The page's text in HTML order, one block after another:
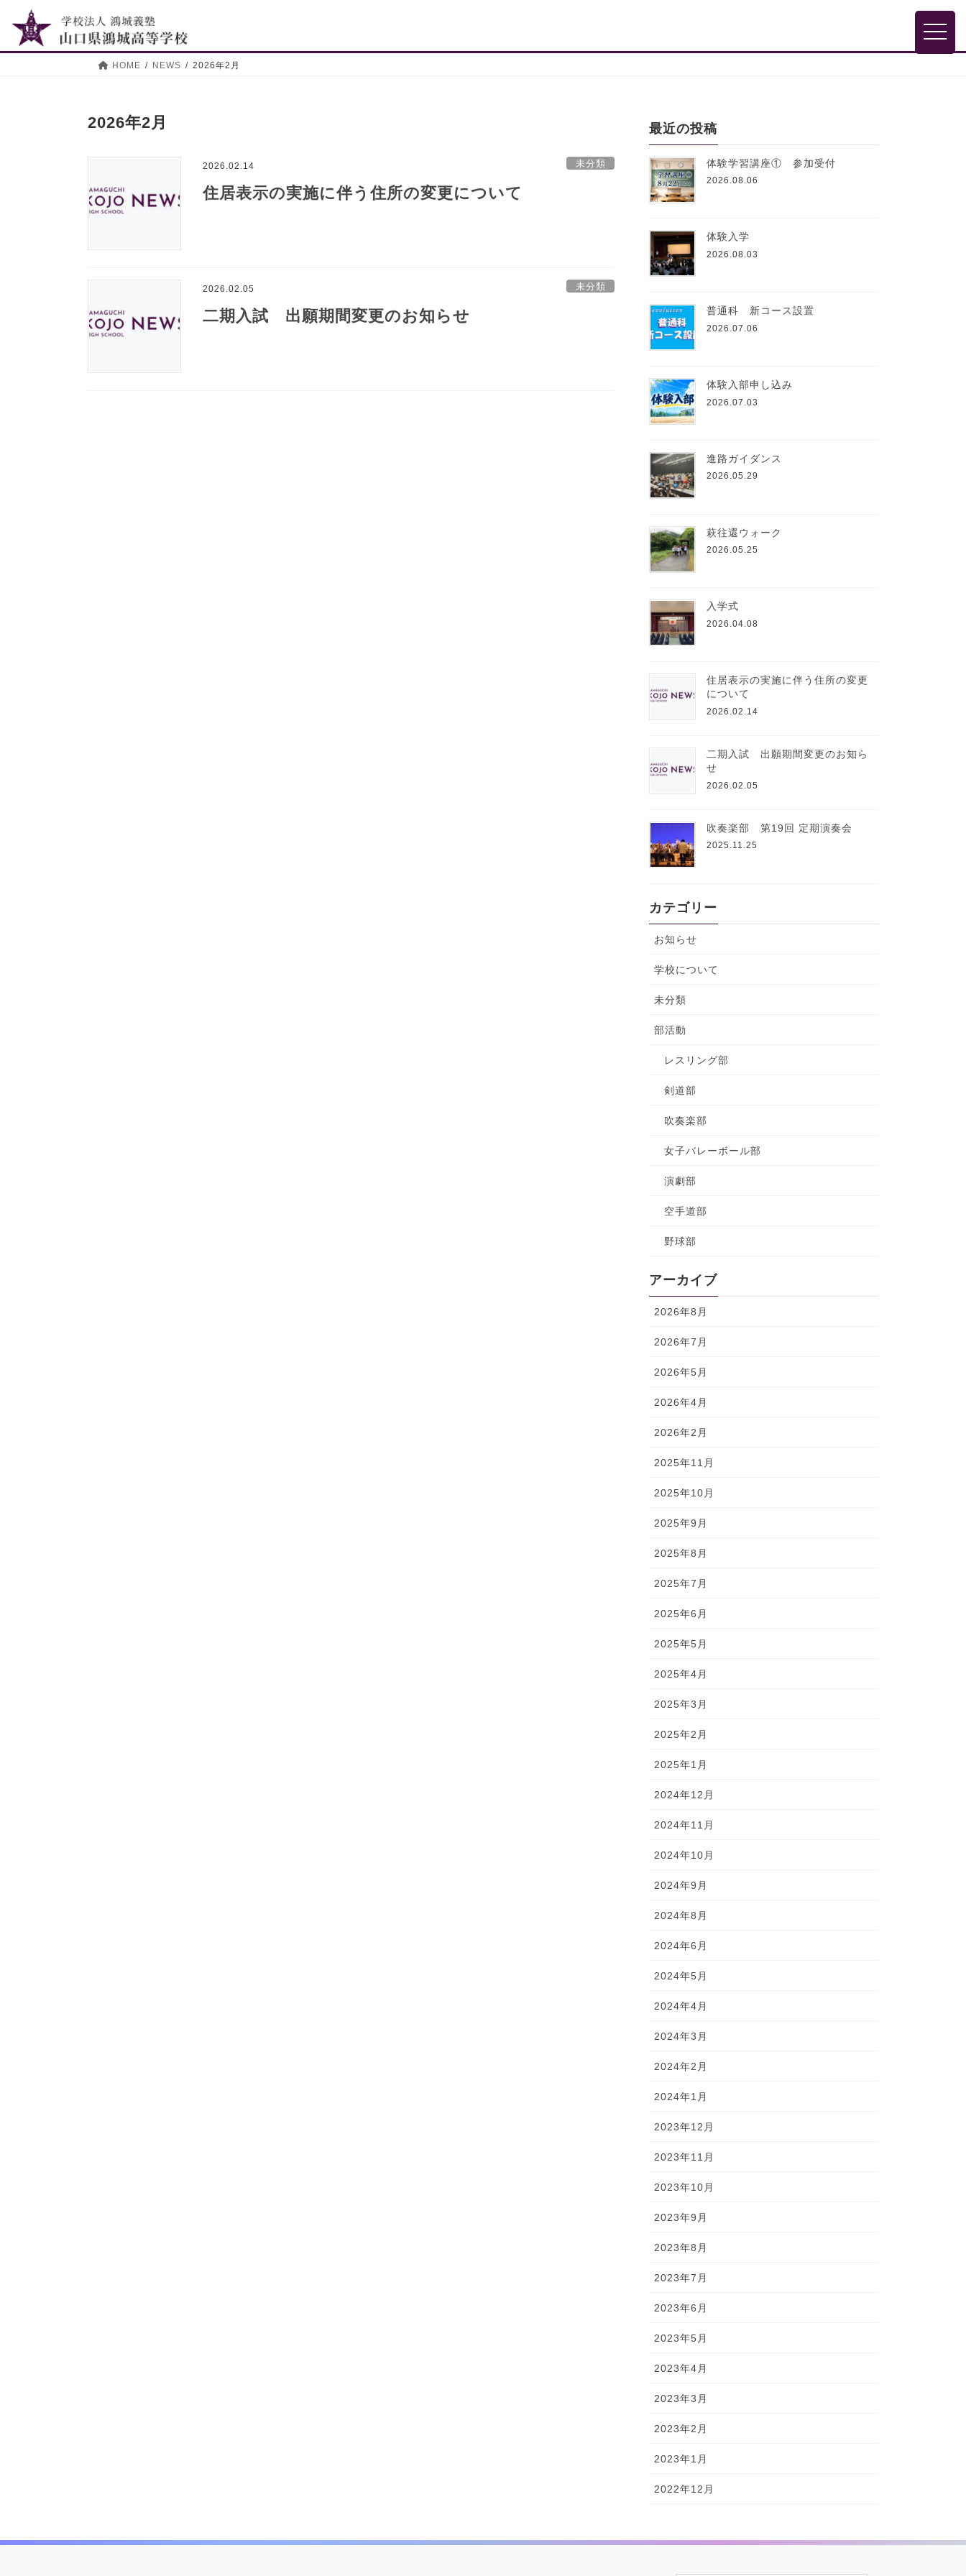
HOME NEWS 2026年2月
2026年2月
2026.02.14 未分類
住居表示の実施に伴う住所の変更について
2026.02.05 未分類
二期入試 出願期間変更のお知らせ
最近の投稿
体験学習講座① 参加受付
2026.08.06
体験入学
2026.08.03
普通科 新コース設置
2026.07.06
体験入部申し込み
2026.07.03
進路ガイダンス
2026.05.29
萩往還ウォーク
2026.05.25
入学式
2026.04.08
住居表示の実施に伴う住所の変更
について
2026.02.14
二期入試 出願期間変更のお知ら
せ
2026.02.05
吹奏楽部 第19回 定期演奏会
2025.11.25
カテゴリー
お知らせ
学校について
未分類
部活動
レスリング部
剣道部
吹奏楽部
女子バレーボール部
演劇部
空手道部
野球部
アーカイブ
2026年8月
2026年7月
2026年5月
2026年4月
2026年2月
2025年11月
2025年10月
2025年9月
2025年8月
2025年7月
2025年6月
2025年5月
2025年4月
2025年3月
2025年2月
2025年1月
2024年12月
2024年11月
2024年10月
2024年9月
2024年8月
2024年6月
2024年5月
2024年4月
2024年3月
2024年2月
2024年1月
2023年12月
2023年11月
2023年10月
2023年9月
2023年8月
2023年7月
2023年6月
2023年5月
2023年4月
2023年3月
2023年2月
2023年1月
2022年12月